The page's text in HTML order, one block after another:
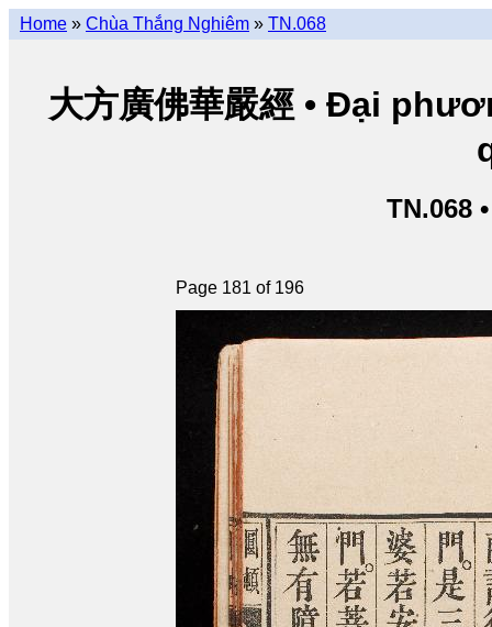
Home » Chùa Thắng Nghiêm » TN.068
大方廣佛華嚴經 • Đại
TN.068
Page 181 of 196